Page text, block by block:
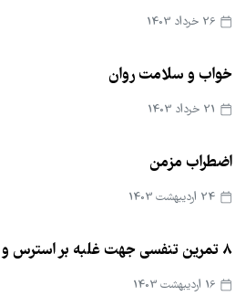
خواب و سلامت روان
اضطراب مزمن
8 تمرین تنفسی جهت غلبه بر استرس و اضطراب